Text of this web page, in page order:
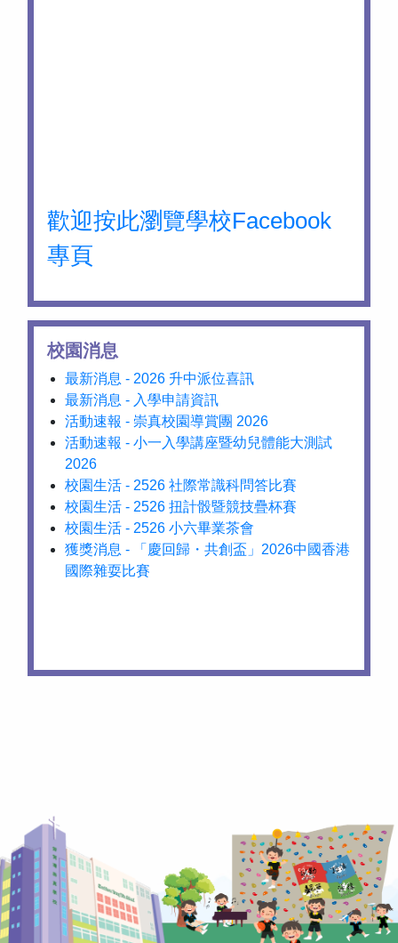
歡迎按此瀏覽學校Facebook
專頁
校園消息
最新消息 - 2026 升中派位喜訊
最新消息 - 入學申請資訊
活動速報 - 崇真校園導賞團 2026
活動速報 - 小一入學講座暨幼兒體能大測試
2026
校園生活 - 2526 社際常識科問答比賽
校園生活 - 2526 扭計骰暨競技疊杯賽
校園生活 - 2526 小六畢業茶會
獲獎消息 - 「慶回歸・共創盃」2026中國香港
國際雜耍比賽